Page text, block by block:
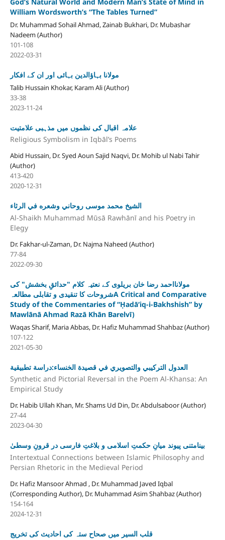
William Wordsworth’s “The Tables Turned”
Dr. Muhammad Sohail Ahmad, Zainab Bukhari, Dr. Mubashar
Nadeem (Author)
101-108
2022-03-31
مولانا بہاؤالدین بہائی اور ان کے افکار
Talib Hussain Khokar, Karam Ali (Author)
33-38
2023-11-24
علامہ اقبال کی نظموں میں مذہبی علامتیت
Religious Symbolism in Iqbāl’s Poems
Abid Hussain, Dr. Syed Aoun Sajid Naqvi, Dr. Mohib ul Nabi Tahir
(Author)
413-420
2020-12-31
الشيخ محمد موسى روحاني وشعره في الرثاء
Al-Shaikh Muhammad Mūsā Rawhānī and his Poetry in
Elegy
Dr. Fakhar-ul-Zaman, Dr. Najma Naheed (Author)
77-84
2022-09-30
مولانااحمد رضا خان بریلوی کے نعتیہ کلام "حدائقِ بخشش" کی
شروحات کا تنقیدی و تقابلی مطالعہA Critical and Comparative
Study of the Commentaries of “Ḥadāʻiq-i-Bakhshish” by
Mawlānā Ahmad Razā Khān Barelvī)
Waqas Sharif, Maria Abbas, Dr. Hafiz Muhammad Shahbaz (Author)
107-122
2021-05-30
العدول التركيبي والتصويري في قصيدة الخنساء:دراسة تطبيقية
Synthetic and Pictorial Reversal in the Poem Al-Khansa: An
Empirical Study
Dr. Habib Ullah Khan, Mr. Shams Ud Din, Dr. Abdulsaboor (Author)
27-44
2023-04-30
بینامتنی پیوند میانِ حکمتِ اسلامی و بلاغتِ فارسی در قرونِ وسطیٰ
Intertextual Connections between Islamic Philosophy and
Persian Rhetoric in the Medieval Period
Dr. Hafiz Mansoor Ahmad , Dr. Muhammad Javed Iqbal
(Corresponding Author), Dr. Muhammad Asim Shahbaz (Author)
154-164
2024-12-31
قلب السیر میں صحاح ستہ کی احادیث کی تخریج